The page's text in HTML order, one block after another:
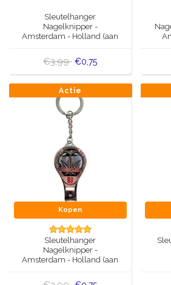
Wens & Ansichtkaarten
Koninghuis artikelen
Pins - Speldjes
Wandborden - Gekleurd en Delfts
Peper en Zout stelletjes
Speelkaarten
Delfts blauwe magneten
Sleutelhanger
Nagelknipper -
Amsterdam - Holland (aan
€3,99 €0,75
Actie
Kopen
Sleutelhanger
Nagelknipper -
Amsterdam - Holland (aan